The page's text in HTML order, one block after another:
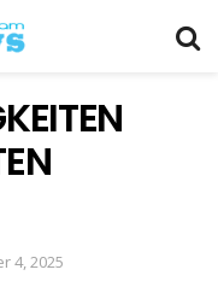
4, 2025